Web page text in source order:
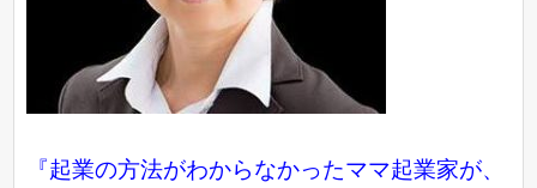
『起業の方法がわからなかったママ起業家が、